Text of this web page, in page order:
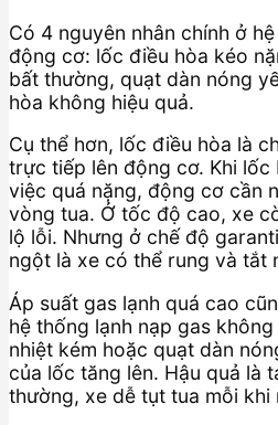
Có 4 nguyên nhân chính ở
động cơ: lốc điều hòa kéo
bất thường, quạt dàn nóng
hòa không hiệu quả.
Cụ thể hơn, lốc điều hòa là
trực tiếp lên động cơ. Khi lốc
việc quá nặng, động cơ cần
vòng tua. Ở tốc độ cao, xe
lộ lỗi. Nhưng ở chế độ
ngột là xe có thể rung và tắt
Áp suất gas lạnh quá cao
hệ thống lạnh nạp gas
nhiệt kém hoặc quạt dàn
của lốc tăng lên. Hậu quả là
thường, xe dễ tụt tua mỗi khi